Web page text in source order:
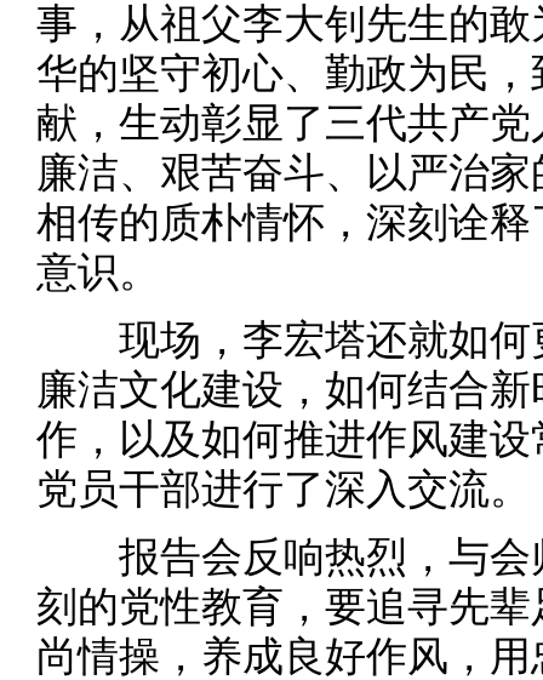
事，从祖父李大钊先生的
华的坚守初心、勤政为民
献，生动彰显了三代共产
廉洁、艰苦奋斗、以严治
相传的质朴情怀，深刻诠
意识。
现场，李宏塔还就如何
廉洁文化建设，如何结合
作，以及如何推进作风建
党员干部进行了深入交流。
报告会反响热烈，与会
刻的党性教育，要追寻先
尚情操，养成良好作风，